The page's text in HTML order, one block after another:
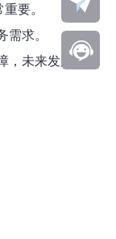
要。
求。
未来发展也将